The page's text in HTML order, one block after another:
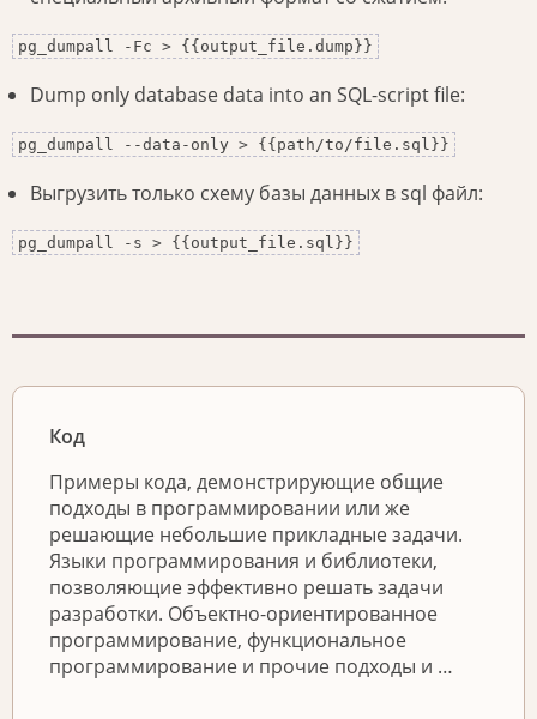
pg_dumpall -Fc > {{output_file.dump}}
Dump only database data into an SQL-script file:
pg_dumpall --data-only > {{path/to/file.sql}}
Выгрузить только схему базы данных в sql файл:
pg_dumpall -s > {{output_file.sql}}
Код
Примеры кода, демонстрирующие общие
подходы в программировании или же
решающие небольшие прикладные задачи.
Языки программирования и библиотеки,
позволяющие эффективно решать задачи
разработки. Объектно-ориентированное
программирование, функциональное
программирование и прочие подходы и …